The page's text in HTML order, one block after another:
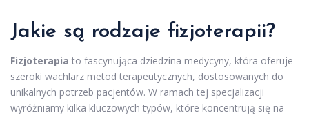
Jakie są rodzaje fizjoterapii?
Fizjoterapia to fascynująca dziedzina medycyny, która oferuje
szeroki wachlarz metod terapeutycznych, dostosowanych do
unikalnych potrzeb pacjentów. W ramach tej specjalizacji
wyróżniamy kilka kluczowych typów, które koncentrują się na